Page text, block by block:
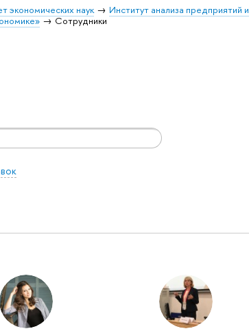
экономических наук
Институт анализа предприятий и
Сотрудники